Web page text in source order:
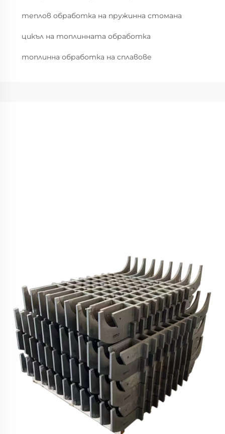
теплов обработка на пружинна стомана
цикъл на топлинната обработка
топлинна обработка на сплавове